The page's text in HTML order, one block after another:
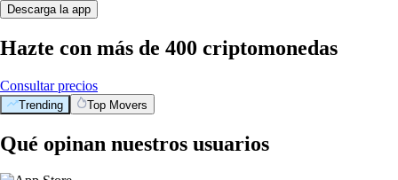
Descarga la app
Hazte con más de 400 criptomonedas
Consultar precios
Trending Top Movers
Qué opinan nuestros usuarios